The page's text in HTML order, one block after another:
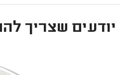
יודעים שצריך